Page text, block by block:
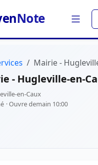
Mairie -
- Hugleville-en-
en-Caux
· Ouvre demain 10:00